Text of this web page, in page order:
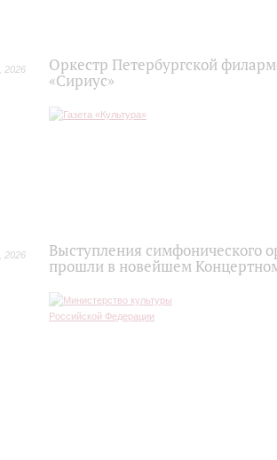
2026
Оркестр Петербургской
«Сириус»
2026
Выступления симфонического
прошли в новейшем